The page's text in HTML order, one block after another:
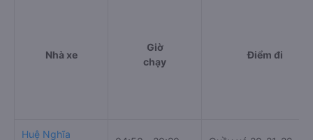
Nhà xe
Giờ
chạy
Điểm đi
Huệ Nghĩa